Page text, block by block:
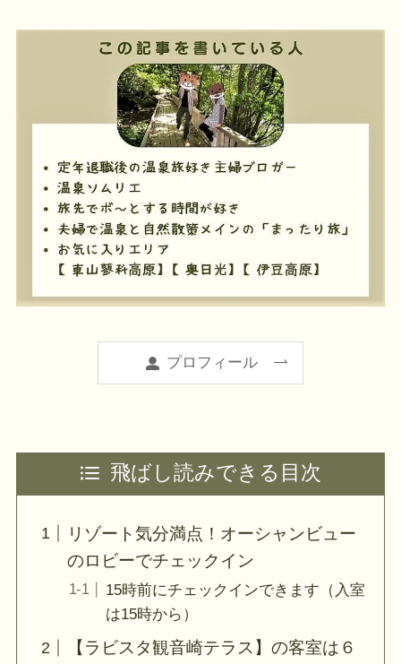
プロフィール
飛ばし読みできる目次
リゾート気分満点！オーシャンビュー
のロビーでチェックイン
15時前にチェックインできます（入室
は15時から）
【ラビスタ観音崎テラス】の客室は６